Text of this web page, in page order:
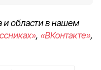
и области в нашем
, «ВКонтакте»,